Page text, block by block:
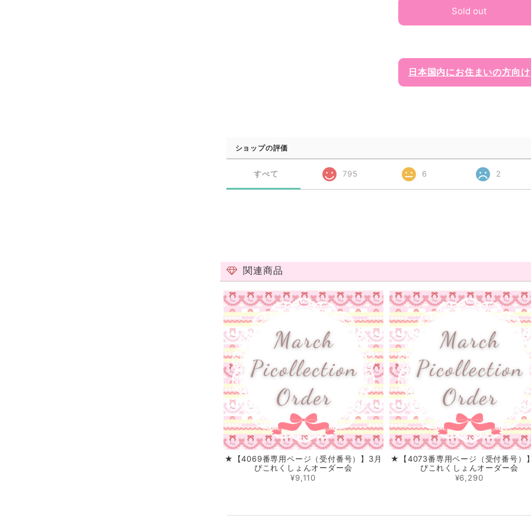
Sold out
日本国内にお住まいの方向け
ショップの評価
すべて 795 6 2
関連商品
★【4069番専用ページ（受付番号）】3月
ぴこれくしょんオーダー会
¥9,110
★【4073番専用ページ（受付番号）
ぴこれくしょんオーダー会
¥6,290